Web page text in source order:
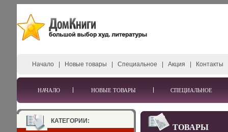
Начало Новые товары Специальное Акция Контакты
НАЧАЛО НОВЫЕ ТОВАРЫ СПЕЦИАЛЬНОЕ
КАТЕГОРИИ:
ТОВАРЫ